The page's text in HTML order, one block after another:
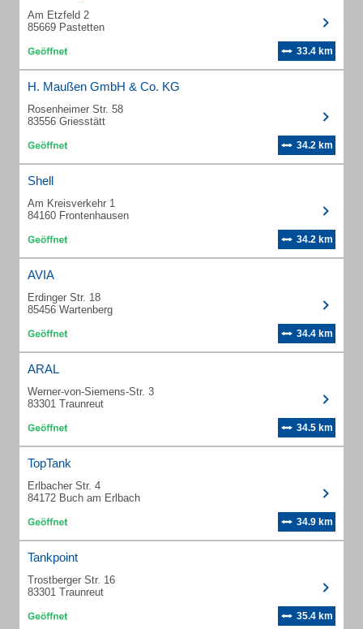
Am Etzfeld 2
85669 Pastetten
33.4 km
H. Maußen GmbH & Co. KG
Rosenheimer Str. 58
83556 Griesstätt
34.2 km
Shell
Am Kreisverkehr 1
84160 Frontenhausen
34.2 km
AVIA
Erdinger Str. 18
85456 Wartenberg
34.4 km
ARAL
Werner-von-Siemens-Str. 3
83301 Traunreut
34.5 km
TopTank
Erlbacher Str. 4
84172 Buch am Erlbach
34.9 km
Tankpoint
Trostberger Str. 16
83301 Traunreut
35.4 km